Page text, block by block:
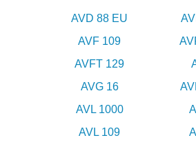
AVD 88 EU
AVF 109
AVFT 129
AVG 16
AVL 1000
AVL 109